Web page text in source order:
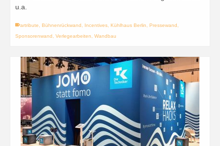
u.a.
artribute Bühnenrückwand Incentives Kühlhaus Berlin Pressewand
Sponsorenwand
Verlegearbeiten Wandbau